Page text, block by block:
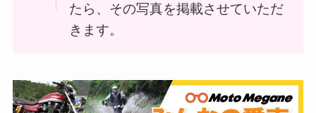
たら、その写真を掲載させていただ
きます。